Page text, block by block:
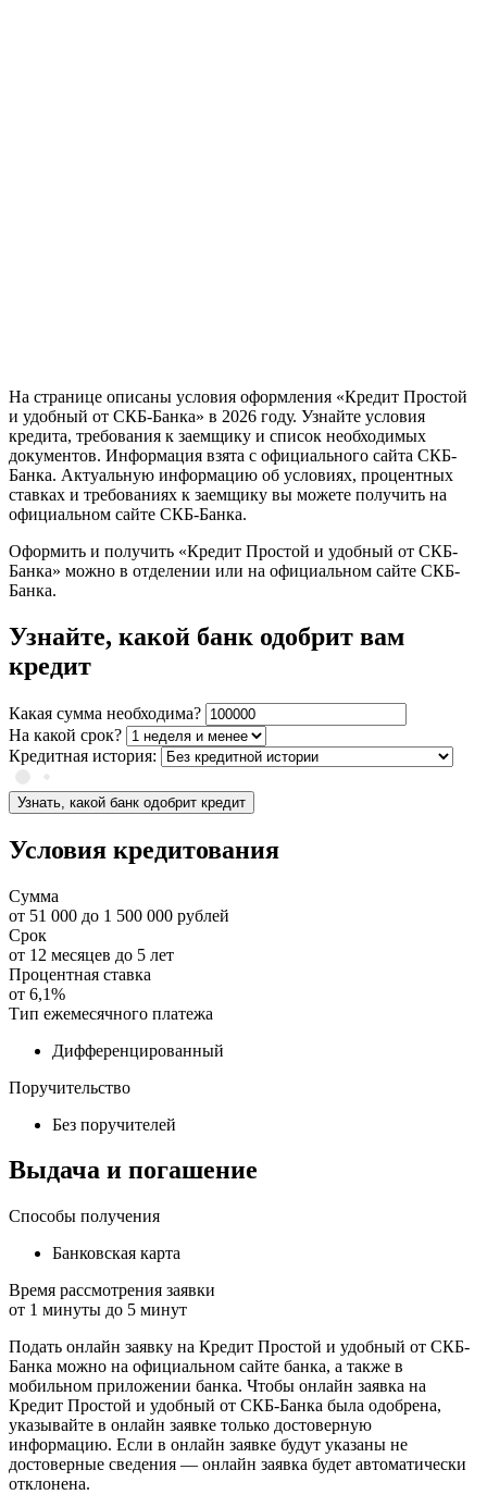
На странице описаны условия оформления «Кредит Простой
и удобный от СКБ-Банка» в 2026 году. Узнайте условия
кредита, требования к заемщику и список необходимых
документов. Информация взята с официального сайта СКБ-
Банка. Актуальную информацию об условиях, процентных
ставках и требованиях к заемщику вы можете получить на
официальном сайте СКБ-Банка.
Оформить и получить «Кредит Простой и удобный от СКБ-
Банка» можно в отделении или на официальном сайте СКБ-
Банка.
Узнайте, какой банк одобрит вам
кредит
Какая сумма необходима?
На какой срок?
Кредитная история:
Узнать, какой банк одобрит кредит
Условия кредитования
Сумма
от 51 000 до 1 500 000 рублей
Срок
от 12 месяцев до 5 лет
Процентная ставка
от 6,1%
Тип ежемесячного платежа
Дифференцированный
Поручительство
Без поручителей
Выдача и погашение
Способы получения
Банковская карта
Время рассмотрения заявки
от 1 минуты до 5 минут
Подать онлайн заявку на Кредит Простой и удобный от СКБ-
Банка можно на официальном сайте банка, а также в
мобильном приложении банка. Чтобы онлайн заявка на
Кредит Простой и удобный от СКБ-Банка была одобрена,
указывайте в онлайн заявке только достоверную
информацию. Если в онлайн заявке будут указаны не
достоверные сведения — онлайн заявка будет автоматически
отклонена.